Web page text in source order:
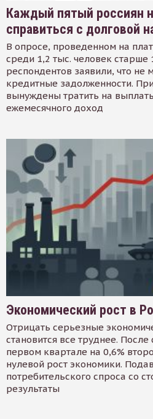
Каждый пятый россиян
справиться с долговой
В опросе, проведенном на
среди 1,2 тыс. человек старше
респондентов заявили, что не
кредитные задолженности.
вынуждены тратить на
ежемесячного доход
Экономический рост в
Отрицать серьезные
становится все труднее.
первом квартале на 0,6%
нулевой рост экономики.
потребительского спроса со
результаты